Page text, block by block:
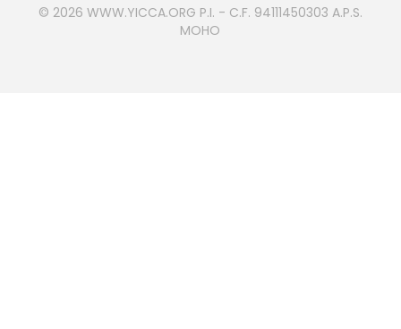
© 2026 WWW.YICCA.ORG P.I. - C.F. 94111450303 A.P.S.
MOHO